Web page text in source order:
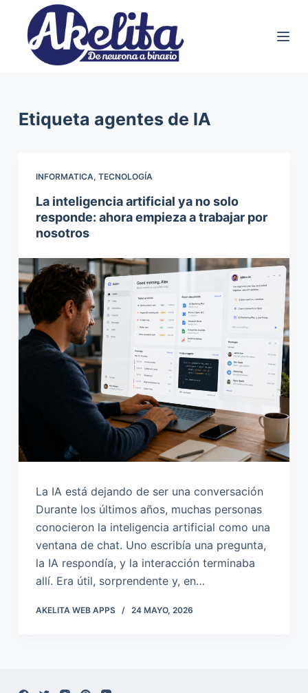
n
d
Etiqueta agentes de IA
INFORMATICA, TECNOLOGÍA
La inteligencia artificial ya no solo
responde: ahora empieza a trabajar por
nosotros
La IA está dejando de ser una conversación
Durante los últimos años, muchas personas
conocieron la inteligencia artificial como una
ventana de chat. Uno escribía una pregunta,
la IA respondía, y la interacción terminaba
allí. Era útil, sorprendente y, en…
AKELITA WEB APPS 24 MAYO, 2026